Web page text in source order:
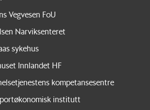
Vegvesen FoU
Narviksenteret
sykehus
Innlandet HF
kompetansesentre
institutt